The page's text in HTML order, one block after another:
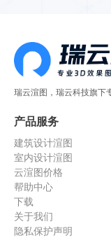
瑞云渲图，瑞云科技旗下
产品服务
建筑设计渲图
室内设计渲图
云渲图价格
帮助中心
下载
关于我们
隐私保护声明